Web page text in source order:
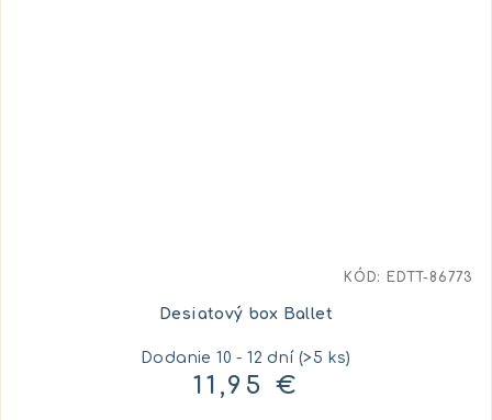
Desiatový box Ballet
Dodanie 10 - 12 dní(>5 ks)
11,95 €
KÓD: EDTT-86773